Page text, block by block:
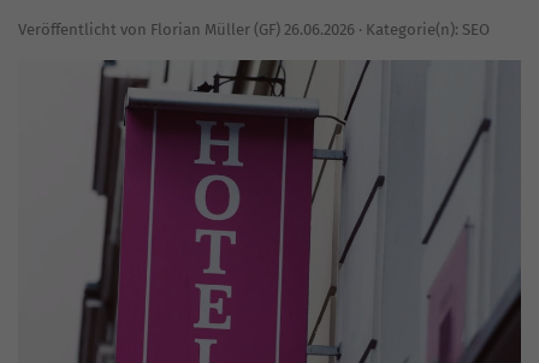
Veröffentlicht von Florian Müller (GF) 26.06.2026 · Kategorie(n): SEO